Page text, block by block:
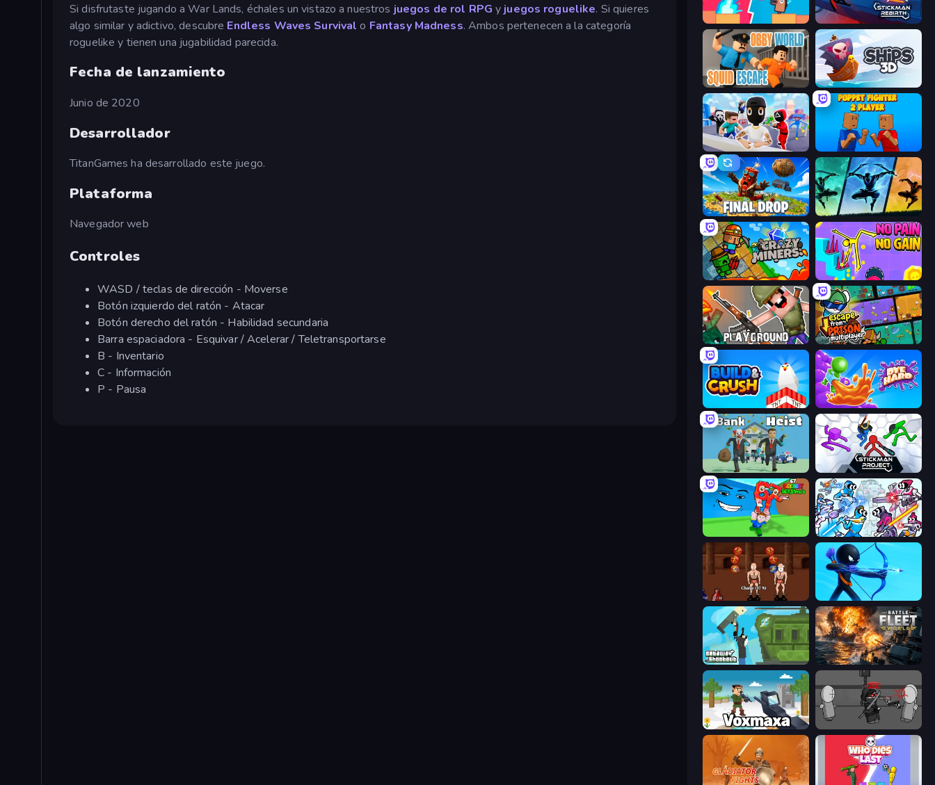
Si disfrutaste jugando a War Lands, échales un vistazo a nuestros juegos de rol RPGy juegos roguelike. Si quieres
algo similar y adictivo, descubre Endless Waves Survival o Fantasy Madness. Ambos pertenecen a la categoría
roguelike y tienen una jugabilidad parecida.
Fecha de lanzamiento
Junio de 2020
Desarrollador
TitanGames ha desarrollado este juego.
Plataforma
Navegador web
Controles
WASD / teclas de dirección - Moverse
Botón izquierdo del ratón - Atacar
Botón derecho del ratón - Habilidad secundaria
Barra espaciadora - Esquivar / Acelerar / Teletransportarse
B - Inventario
C - Información
P - Pausa
Boom Slingers ReBoom Stickman Rebirth
Ships 3D
Puppet Fighter 2 Player
Final Drop Shadow Ninja Revenge
Crazy Miners No Pain No Gain - Ragdoll Sandbox
Playground Escape From Prison Multiplayer
Build and Crush Dye Hard
Bank Heist Stickman Project
Space Wars Battleground
Swords and Sandals 2 Archers Random
Getaway Shootout Battle Fleet World
Voxmaxa Madness Project Nexus